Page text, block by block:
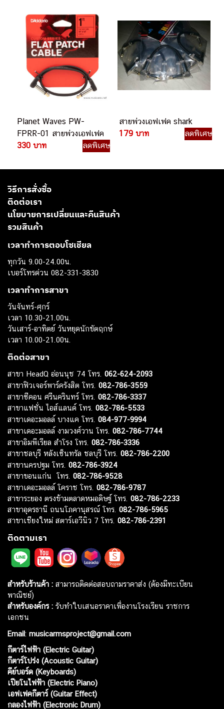
Planet Waves PW-
FPRR-01 สายพ่วงเอฟเฟค
330 บาท
ลดพิเศษ
สายพ่วงเอฟเฟค shark
179 บาท
ลดพิเศษ
วิธีการสั่งซื้อ
ติดต่อเรา
นโยบายการเปลี่ยนและคืนสินค้า
รวมสินค้า
เวลาทำการตอบโซเชียล
ทุกวัน 9.00-24.00น.
เบอร์โทรด่วน 082-331-3830
เวลาทำการสาขา
วันจันทร์-ศุกร์
เวลา 10.30-21.00น.
วันเสาร์-อาทิตย์ วันหยุดนักขัตฤกษ์
เวลา 10.00-21.00น.
ติดต่อสาขา
สาขา HeadQ อ่อนนุช 74 โทร. 062-624-2093
สาขาฟิวเจอร์พาร์ครังสิต โทร. 082-786-3559
สาขาซีคอน ศรีนครินทร์ โทร. 082-786-3337
สาขาแฟชั่น ไอส์แลนด์ โทร. 082-786-5533
สาขาเดอะมอลล์ บางแค โทร. 084-977-9994
สาขาเดอะมอลล์ งามวงศ์วาน โทร. 082-786-7744
สาขาอิมพีเรียล สำโรง โทร. 082-786-3336
สาขาชลบุรี หลังเซ็นทรัล ชลบุรี โทร. 082-786-2200
สาขานครปฐม โทร. 082-786-3924
สาขาขอนแก่น โทร. 082-786-9528
สาขาเดอะมอลล์ โคราช โทร. 082-786-9787
สาขาระยอง ตรงข้ามตลาดหมอดิษฐ์ โทร. 082-786-2233
สาขาอุดรธานี ถนนโภคานุสรณ์ โทร. 082-786-5965
สาขาเชียงใหม่ สตาร์เอวีนิว 7 โทร. 082-786-2391
ติดตามเรา
สำหรับร้านค้า : สามารถติดต่อสอบถามราคาส่ง (ต้องมีทะเบียน
พาณิชย์)
สำหรับองค์กร : รับทำใบเสนอราคาเพื่องานโรงเรียน ราชการ
เอกชน
Email: musicarmsproject@gmail.com
กีตาร์ไฟฟ้า (Electric Guitar)
กีตาร์โปร่ง (Acoustic Guitar)
คีย์บอร์ด (Keyboards)
เปียโนไฟฟ้า (Electric Piano)
เอฟเฟคกีตาร์ (Guitar Effect)
กลองไฟฟ้า (Electronic Drum)